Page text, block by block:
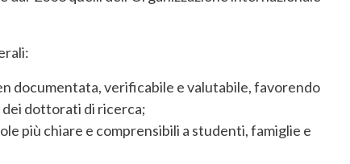
documentata, verificabile e valutabile, favorendo
dottorati di ricerca;
più chiare e comprensibili a studenti, famiglie e